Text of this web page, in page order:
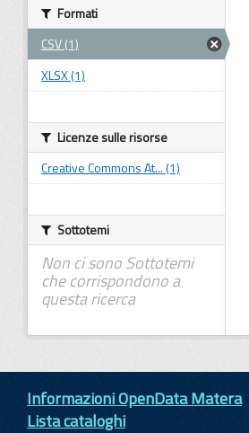
Formati
CSV (1)
XLSX (1)
Licenze sulle risorse
Creative Commons At... (1)
Sottotemi
Non ci sono Sottotemi
che corrispondono a
questa ricerca
Informazioni OpenData Matera
Lista cataloghi